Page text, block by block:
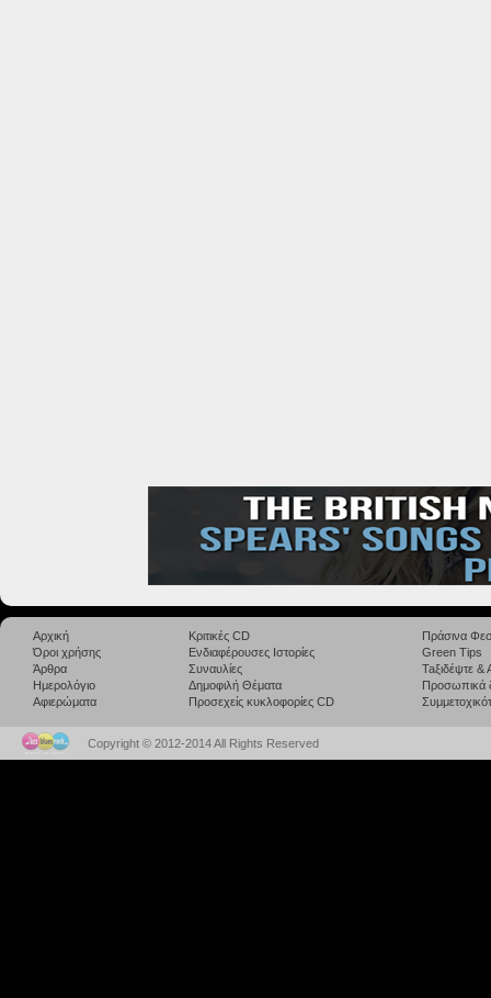
Αρχική
Όροι χρήσης
Άρθρα
Ημερολόγιο
Αφιερώματα
Κριτικές CD
Ενδιαφέρουσες Ιστορίες
Συναυλίες
Δημοφιλή Θέματα
Προσεχείς κυκλοφορίες CD
Πράσινα
Green Tips
Taξιδέψτε
Προσωπικά
Copyright © 2012-2014 All Rights Reserved